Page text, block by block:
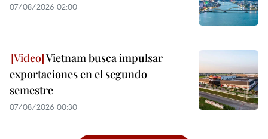
07/08/2026 02:00
Vietnam busca impulsar
exportaciones en el segundo
semestre
07/08/2026 00:30